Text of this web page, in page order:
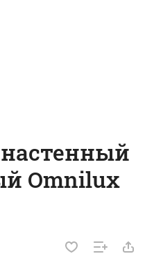
Omnilux